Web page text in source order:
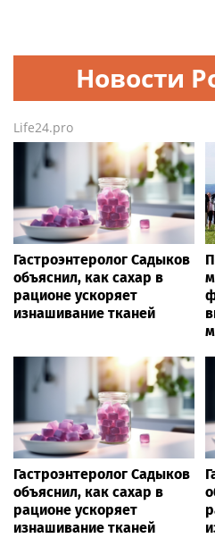
Новости
Life24.pro
Гастроэнтеролог Садыков
объяснил, как сахар в
рационе ускоряет
изнашивание тканей
Гастроэнтеролог Садыков
объяснил, как сахар в
рационе ускоряет
изнашивание тканей